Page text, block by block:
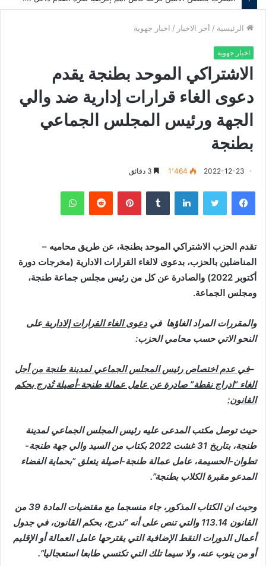
الرئيسية / أخر الاخبار / اخبار جهوية
اخبار جهوية
الاشتراكي الموحد بطنجة يقدم
دعوى الغاء قرارات إدارية ضد والي
الجهة ورئيس المجلس الجماعي
بطنجة
2022-12-23 1٬464
فيسبوك لينكدإن بينتيريست
تقدم الحزب الاشتراكي الموحد بطنجة، عن طريق محاميه –
المناضلين بالحزب، بدعوى لالغاء القرارات الادارية (مخرجات دورة
أكتوبر 2022) والصادرة عن كل من رئيس مجلس جماعة طنجة،
ومجلس الجماعة.
والمقررات المراد الغاؤها فيدعوى الغاء القرارات إلادارية على
النحو الاتي حسب محامي الحزب:
–في عدم اختصاص رئيس المجلس الجماعي لمدينة طنجة من أجل
الغاء “ادراج نقطة” صادرة عن عامل عمالة طنجة-أصيلة تُدرج بحكم
القانون:
حيث توصل مكتب المدعى عليه رئيس المجلس الجماعي لمدينة
طنجة، بتاريخ 31 غشت 2022 بكتاب من السيد والي جهة طنجة-
تطوان-الحسيمة، عامل عمالة طنجة-اصيلة يتعلق “بحماية الفضاء
المدعو مقبرة الكلاب بطنجة”.
وحيث ان الكتاب المذكور، جاء منسجما مع مقتضيات المادة 39 من
القانون 113.14 والتي تنص على أنه “تدرج، بحكم القانون، في جدول
أعمال الدورات النقط الإضافية التي يقترحها عامل العمالة أو الإقليم
أو من ينوب عنه، ولا سيما تلك التي تكتسي طابعا استعجاليا”.